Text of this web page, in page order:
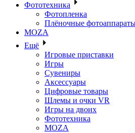
Фототехника
Фотопленка
Плёночные
MOZA
Ещё
Игровые приставки
Игры
Сувениры
Аксессуары
Цифровые товары
Шлемы и очки VR
Игры на двоих
Фототехника
MOZA